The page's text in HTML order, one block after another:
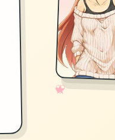
✧
♡
★
♥